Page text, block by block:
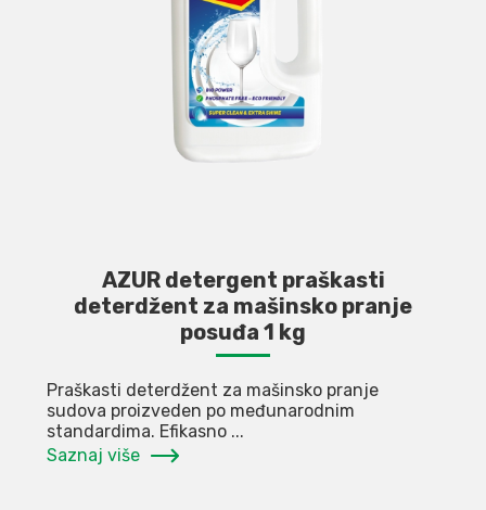
AZUR detergent praškasti
deterdžent za mašinsko pranje
posuđa 1 kg
Praškasti deterdžent za mašinsko pranje
sudova proizveden po međunarodnim
standardima. Efikasno ...
Saznaj više